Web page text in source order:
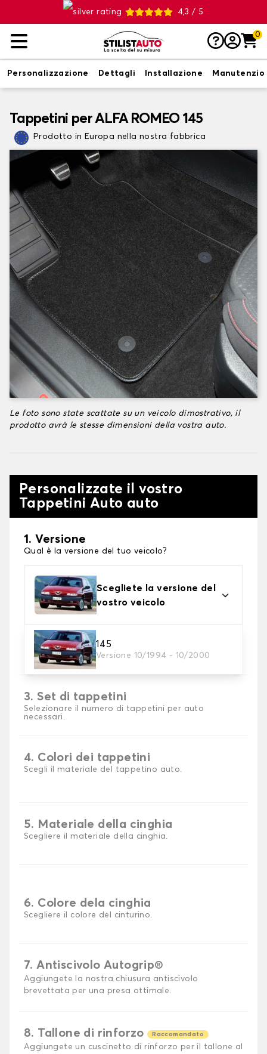
4,3 / 5
0
Personalizzazione Dettagli Installazione
Tappetini per ALFA ROMEO 145
Prodotto in Europa nella nostra fabbrica
Le foto sono state scattate su un veicolo dimostrativo, il
prodotto avrà le stesse dimensioni della vostra auto.
Personalizzate il vostro
Tappetini Auto auto
1. Versione
Qual è la versione del tuo veicolo?
Scegliete la versione del
vostro veicolo
145
Versione 10/1994 - 10/2000
2. Materiale
Scegli il materiale del tappetini auto
3. Set di tappetini
Selezionare il numero di tappetini per auto
necessari.
4. Colori dei tappetini
Scegli il materiale del tappetino auto.
5. Materiale della cinghia
Scegliere il materiale della cinghia.
6. Colore dela cinghia
Scegliere il colore del cinturino.
7. Antiscivolo Autogrip®
Aggiungete la nostra chiusura antiscivolo
brevettata per una presa ottimale.
8. Tallone di rinforzo Raccomandato
Aggiungete un cuscinetto di rinforzo per il tallone al